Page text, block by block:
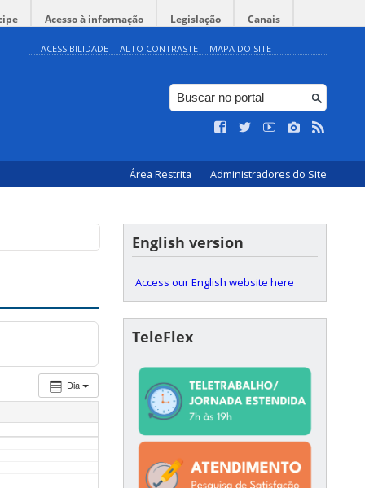
Acesso à informação Legislação Canais
ACESSIBILIDADE ALTO CONTRASTE MAPA DO SITE
Área Restrita Administradores do Site
Dia
English version
Access our English website here
TeleFlex